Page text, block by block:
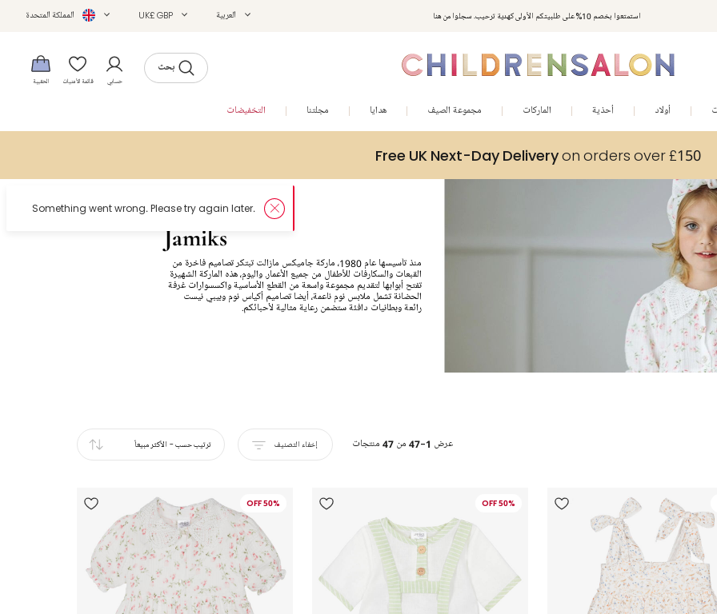
استمتعوا بخصم 10% على طلبيتكم الأولى كهدية ترحيب. سجلوا من هنا العربية UK£ GBP المملكة المتحدة
بحث
حسابي قائمة الأمنيات الحقيبة
أولاد أحذية الماركات مجموعة الصيف هدايا مجلتنا التخفيضات
Free UK Next-Day Deliveryon orders over £150
Jamiks
منذ تأسيسها عام 1980، ماركة جاميكس مازالت تبتكر تصاميم فاخرة من
القبعات والسكارفات للأطفال من جميع الأعمار. واليوم، هذه الماركة الشهيرة
تفتح أبوابها لتقديم مجموعة واسعة من القطع الأساسية واكسسوارات غرفة
الحضانة تشمل ملابس نوم ناعمة، أيضا تصاميم أكياس نوم وبيبي نيست
رائعة وبطانيات دافئة ستضمن رعاية مثالية لأحبائكم.
عرض 1-47 من 47 منتجات إخفاء التصنيف ترتيب حسب- الأكثر مبيعاً
50% OFF
50% OFF